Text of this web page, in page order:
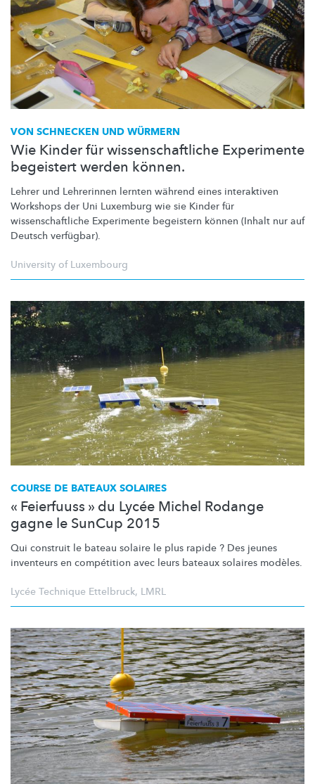
VON SCHNECKEN UND WÜRMERN
Wie Kinder für wissenschaftliche Experimente
begeistert werden können.
Lehrer und Lehrerinnen lernten während eines interaktiven
Workshops der Uni Luxemburg wie sie Kinder für
wissenschaftliche Experimente begeistern können (Inhalt nur auf
Deutsch verfügbar).
University of Luxembourg
COURSE DE BATEAUX SOLAIRES
« Feierfuuss » du Lycée Michel Rodange
gagne le SunCup 2015
Qui construit le bateau solaire le plus rapide ? Des jeunes
inventeurs en compétition avec leurs bateaux solaires modèles.
Lycée Technique Ettelbruck, LMRL